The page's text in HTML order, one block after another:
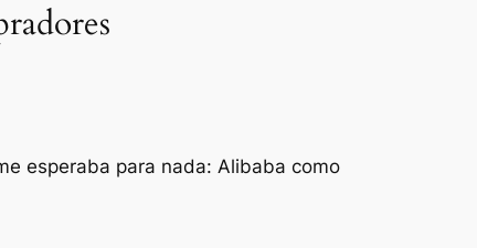
esperaba para nada: Alibaba como